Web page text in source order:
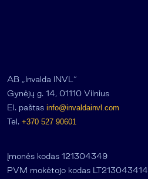
AB „Invalda INVL“
Gynėjų g. 14, 01110 Vilnius
El. paštas info@invaldainvl.com
Tel. +370 527 90601
Įmonės kodas 121304349
PVM mokėtojo kodas LT213043414